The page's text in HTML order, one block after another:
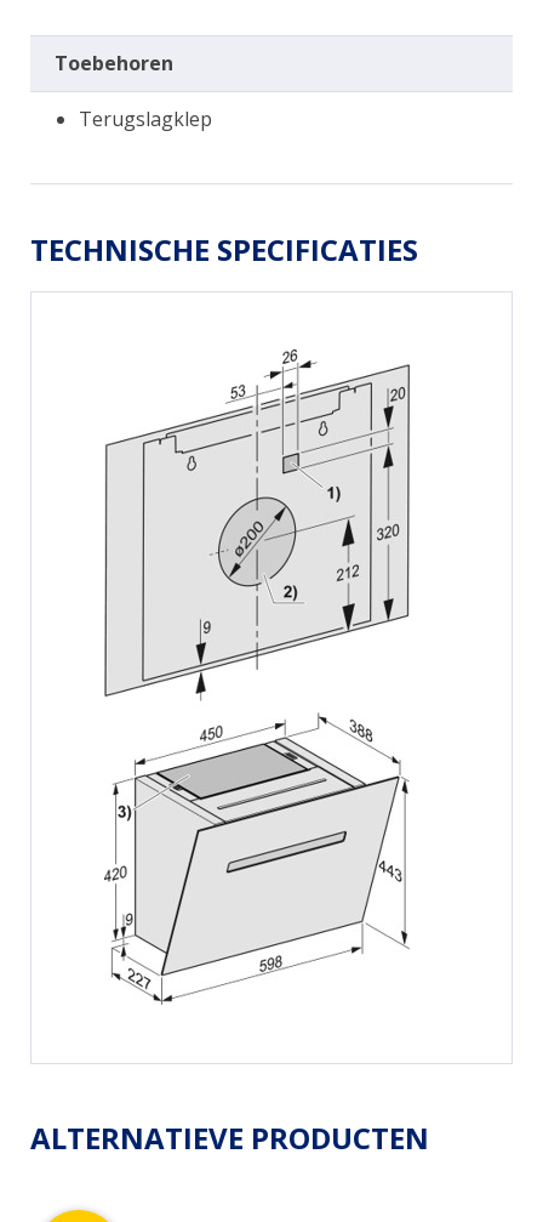
Toebehoren
Terugslagklep
TECHNISCHE SPECIFICATIES
ALTERNATIEVE PRODUCTEN